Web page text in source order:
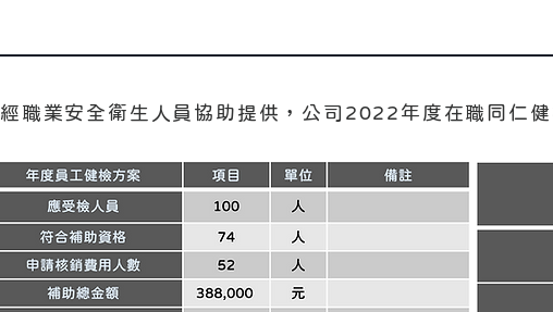
經職業安全衛生人員協助提供，公司2022年度在職同仁